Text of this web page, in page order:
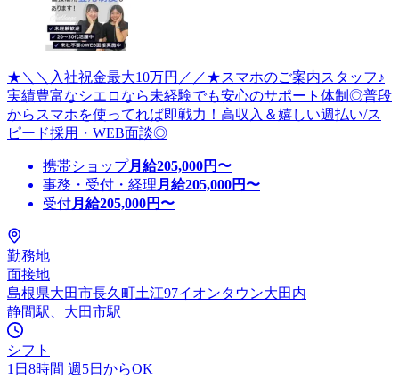
★＼＼入社祝金最大10万円／／★スマホのご案内スタッフ♪
実績豊富なシエロなら未経験でも安心のサポート体制◎普段
からスマホを使ってれば即戦力！高収入＆嬉しい週払い/ス
ピード採用・WEB面談◎
携帯ショップ月給205,000円〜
事務・受付・経理 月給205,000円〜
受付月給205,000円〜
勤務地
面接地
島根県大田市長久町土江97イオンタウン大田内
静間駅、大田市駅
シフト
1日8時間 週5日からOK